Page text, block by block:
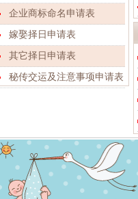
企业商标命名申请表
嫁娶择日申请表
其它择日申请表
秘传交运及注意事项申请表